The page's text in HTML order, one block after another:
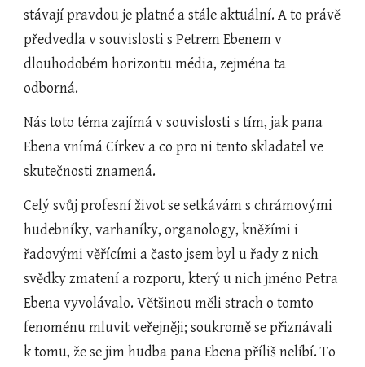
stávají pravdou je platné a stále aktuální. A to právě
předvedla v souvislosti s Petrem Ebenem v
dlouhodobém horizontu média, zejména ta
odborná.
Nás toto téma zajímá v souvislosti s tím, jak pana
Ebena vnímá Církev a co pro ni tento skladatel ve
skutečnosti znamená.
Celý svůj profesní život se setkávám s chrámovými
hudebníky, varhaníky, organology, kněžími i
řadovými věřícími a často jsem byl u řady z nich
svědky zmatení a rozporu, který u nich jméno Petra
Ebena vyvolávalo. Většinou měli strach o tomto
fenoménu mluvit veřejněji; soukromě se přiznávali
k tomu, že se jim hudba pana Ebena příliš nelíbí. To